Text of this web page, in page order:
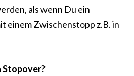
als wenn Du ein
einem Zwischenstopp z.B. in
Stopover?